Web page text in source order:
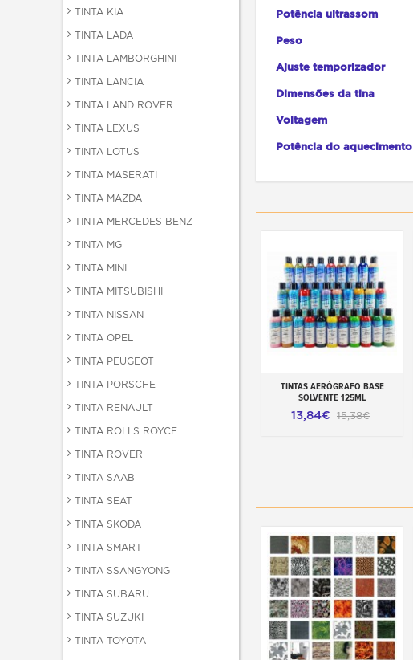
TINTA KIA
TINTA LADA
TINTA LAMBORGHINI
TINTA LANCIA
TINTA LAND ROVER
TINTA LEXUS
TINTA LOTUS
TINTA MASERATI
TINTA MAZDA
TINTA MERCEDES BENZ
TINTA MG
TINTA MINI
TINTA MITSUBISHI
TINTA NISSAN
TINTA OPEL
TINTA PEUGEOT
TINTA PORSCHE
TINTA RENAULT
TINTA ROLLS ROYCE
TINTA ROVER
TINTA SAAB
TINTA SEAT
TINTA SKODA
TINTA SMART
TINTA SSANGYONG
TINTA SUBARU
TINTA SUZUKI
TINTA TOYOTA
Potência ultrassom
Peso
Ajuste temporizador
Dimensões da tina
Voltagem
Potência do aquecimento
Adicionar ao carrinho
TINTAS AERÓGRAFO BASE
SOLVENTE 125ML
13,84€ 15,38€